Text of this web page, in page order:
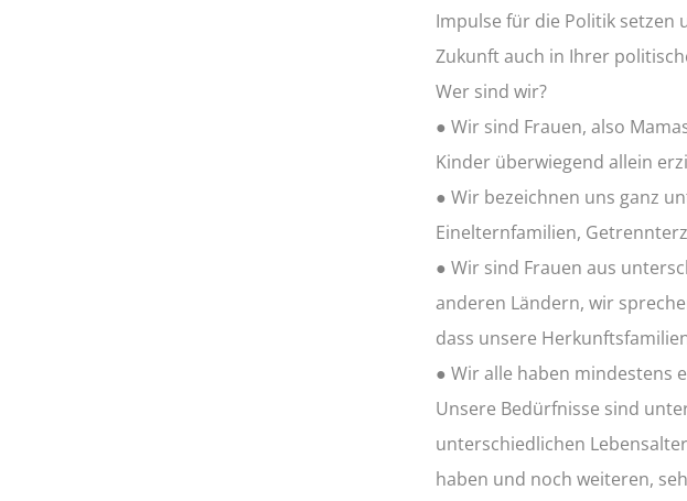
Impulse für die Politik setzen
Zukunft auch in Ihrer
Wer sind wir?
● Wir sind Frauen, also
Kinder überwiegend allein
● Wir bezeichnen uns ganz
Einelternfamilien,
● Wir sind Frauen aus
anderen Ländern, wir
dass unsere
● Wir alle haben mindestens
Unsere Bedürfnisse sind
unterschiedlichen
haben und noch weiteren,